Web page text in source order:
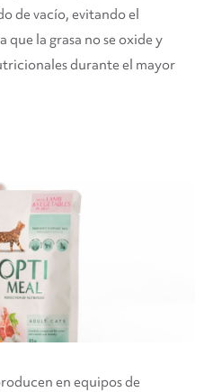
de vacío, evitando el
la grasa no se oxide y
durante el mayor
en equipos de